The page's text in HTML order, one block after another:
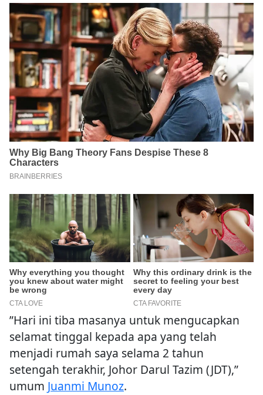
”Hari ini tiba masanya untuk mengucapkan
selamat tinggal kepada apa yang telah
menjadi rumah saya selama 2 tahun
setengah terakhir, Johor Darul Tazim (JDT),”
umum Juanmi Munoz.